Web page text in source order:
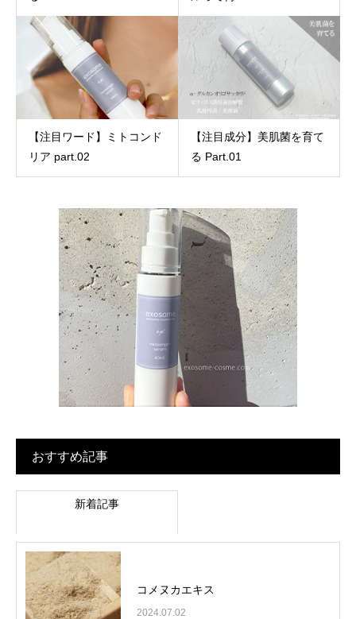
【注目ワード】ミトコンド
リア part.02
【注目成分】美肌菌を育て
る Part.01
おすすめ記事
新着記事
コメヌカエキス
2024.07.02